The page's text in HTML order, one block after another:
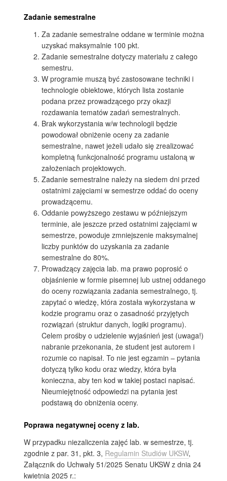
Zadanie semestralne
Za zadanie semestralne oddane w terminie można
uzyskać maksymalnie 100 pkt.
Zadanie semestralne dotyczy materiału z całego
semestru.
W programie muszą być zastosowane techniki i
technologie obiektowe, których lista zostanie
podana przez prowadzącego przy okazji
rozdawania tematów zadań semestralnych.
Brak wykorzystania w/w technologii będzie
powodował obniżenie oceny za zadanie
semestralne, nawet jeżeli udało się zrealizować
kompletną funkcjonalność programu ustaloną w
założeniach projektowych.
Zadanie semestralne należy na siedem dni przed
ostatnimi zajęciami w semestrze oddać do oceny
prowadzącemu.
Oddanie powyższego zestawu w późniejszym
terminie, ale jeszcze przed ostatnimi zajęciami w
semestrze, powoduje zmniejszenie maksymalnej
liczby punktów do uzyskania za zadanie
semestralne do 80%.
Prowadzący zajęcia lab. ma prawo poprosić o
objaśnienie w formie pisemnej lub ustnej oddanego
do oceny rozwiązania zadania semestralnego, tj.
zapytać o wiedzę, która została wykorzystana w
kodzie programu oraz o zasadność przyjętych
rozwiązań (struktur danych, logiki programu).
Celem prośby o udzielenie wyjaśnień jest (uwaga!)
nabranie przekonania, że student jest autorem i
rozumie co napisał. To nie jest egzamin – pytania
dotyczą tylko kodu oraz wiedzy, która była
konieczna, aby ten kod w takiej postaci napisać.
Nieumiejętność odpowiedzi na pytania jest
podstawą do obniżenia oceny.
Poprawa negatywnej oceny z lab.
W przypadku niezaliczenia zajęć lab. w semestrze, tj.
zgodnie z par. 31, pkt. 3, Regulamin Studiów UKSW,
Załącznik do Uchwały 51/2025 Senatu UKSW z dnia 24
kwietnia 2025 r.: